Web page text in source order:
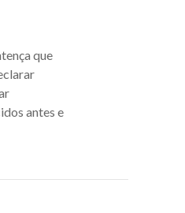
que
antes e